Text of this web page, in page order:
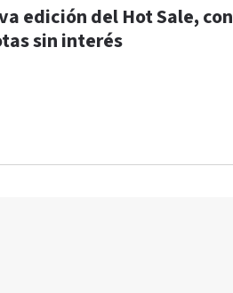
edición del Hot Sale, con
sin interés